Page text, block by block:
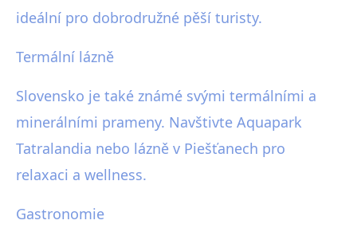
ideální pro dobrodružné pěší turisty.
Termální lázně
Slovensko je také známé svými termálními a
minerálními prameny. Navštivte Aquapark
Tatralandia nebo lázně v Piešťanech pro
relaxaci a wellness.
Gastronomie